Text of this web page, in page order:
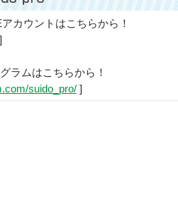
カウントはこちらから！
]
ラムはこちらから！
suido_pro/ ]